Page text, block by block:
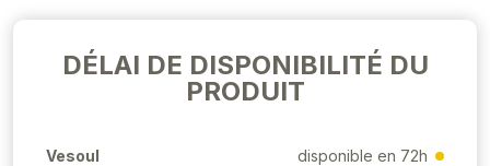
DÉLAI DE DISPONIBILITÉ DU
PRODUIT
Vesoul disponible en 72h